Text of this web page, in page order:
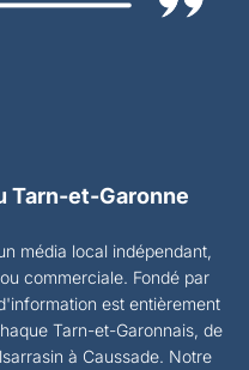
Tarn-et-Garonne
média local indépendant,
commerciale. Fondé par
est entièrement
Tarn-et-Garonnais, de
à Caussade. Notre